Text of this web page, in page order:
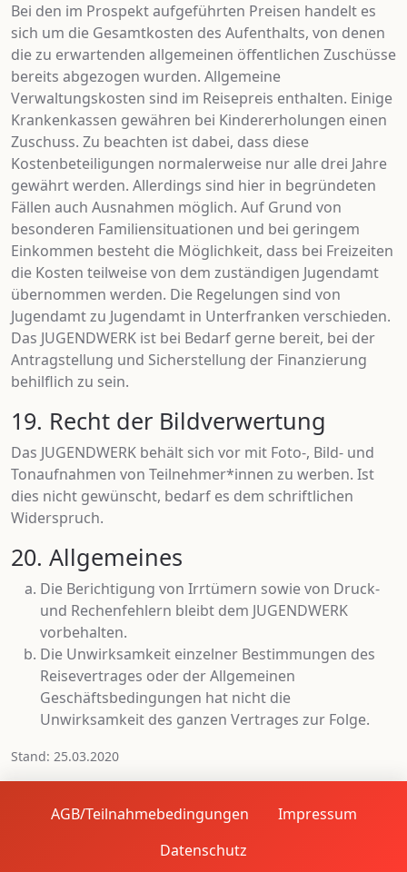
Bei den im Prospekt aufgeführten Preisen handelt es
sich um die Gesamtkosten des Aufenthalts, von denen
die zu erwartenden allgemeinen öffentlichen Zuschüsse
bereits abgezogen wurden. Allgemeine
Verwaltungskosten sind im Reisepreis enthalten. Einige
Krankenkassen gewähren bei Kindererholungen einen
Zuschuss. Zu beachten ist dabei, dass diese
Kostenbeteiligungen normalerweise nur alle drei Jahre
gewährt werden. Allerdings sind hier in begründeten
Fällen auch Ausnahmen möglich. Auf Grund von
besonderen Familiensituationen und bei geringem
Einkommen besteht die Möglichkeit, dass bei Freizeiten
die Kosten teilweise von dem zuständigen Jugendamt
übernommen werden. Die Regelungen sind von
Jugendamt zu Jugendamt in Unterfranken verschieden.
Das JUGENDWERK ist bei Bedarf gerne bereit, bei der
Antragstellung und Sicherstellung der Finanzierung
behilflich zu sein.
19. Recht der Bildverwertung
Das JUGENDWERK behält sich vor mit Foto-, Bild- und
Tonaufnahmen von Teilnehmer*innen zu werben. Ist
dies nicht gewünscht, bedarf es dem schriftlichen
Widerspruch.
20. Allgemeines
Die Berichtigung von Irrtümern sowie von Druck-
und Rechenfehlern bleibt dem JUGENDWERK
vorbehalten.
Die Unwirksamkeit einzelner Bestimmungen des
Reisevertrages oder der Allgemeinen
Geschäftsbedingungen hat nicht die
Unwirksamkeit des ganzen Vertrages zur Folge.
Stand: 25.03.2020
AGB/Teilnahmebedingungen
Impressum
Datenschutz